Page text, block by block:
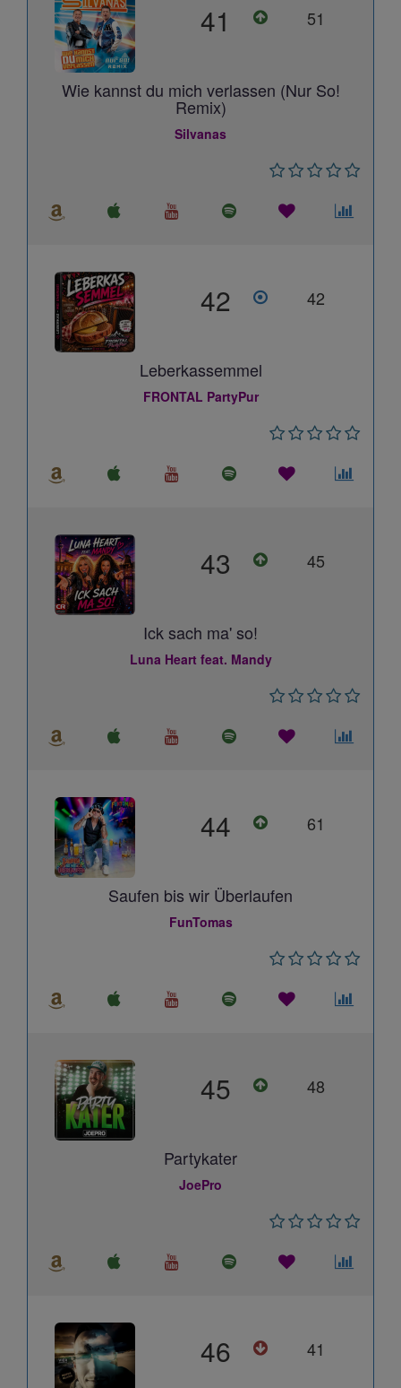
41 51
Wie kannst du mich verlassen (Nur So!
Remix)
Silvanas
42 42
Leberkassemmel
FRONTAL PartyPur
43 45
Ick sach ma' so!
Luna Heart feat. Mandy
44 61
Saufen bis wir Überlaufen
FunTomas
45 48
Partykater
JoePro
46 41